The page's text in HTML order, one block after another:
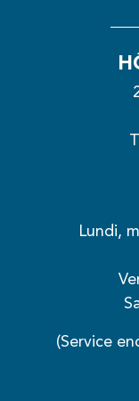
Lundi,
(Service